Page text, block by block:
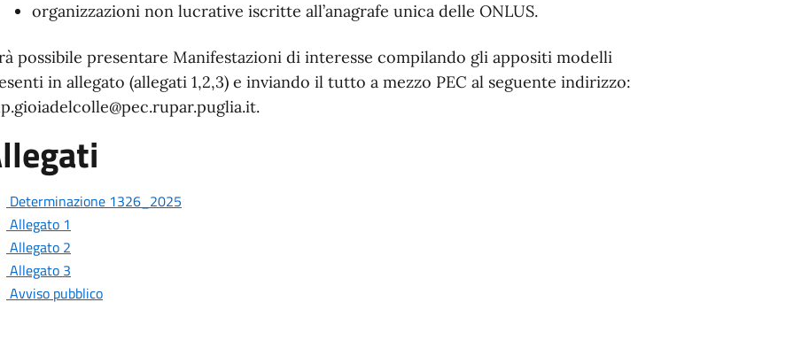
organizzazioni non lucrative iscritte all’anagrafe unica delle ONLUS.
possibile presentare Manifestazioni di interesse compilando gli appositi modelli
in allegato (allegati 1,2,3) e inviando il tutto a mezzo PEC al seguente indirizzo:
Determinazione 1326_2025
Allegato 1
Allegato 2
Allegato 3
Avviso pubblico